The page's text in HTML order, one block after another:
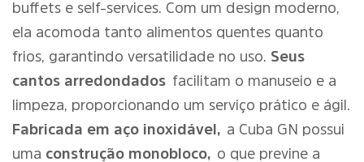
buffets e self-services. Com um design moderno,
ela acomoda tanto alimentos quentes quanto
frios, garantindo versatilidade no uso. Seus
cantos arredondados facilitam o manuseio e a
limpeza, proporcionando um serviço prático e ágil.
Fabricada em aço inoxidável, a Cuba GN possui
uma construção monobloco, o que previne a